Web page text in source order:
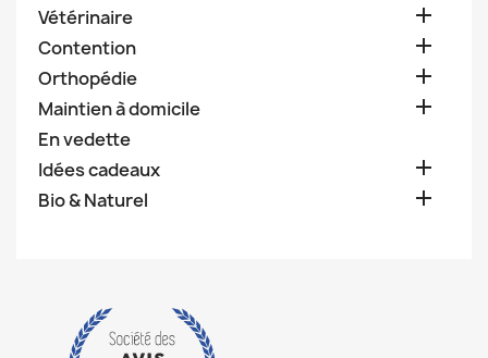
Vétérinaire 
Contention 
Orthopédie 
Maintien à domicile 
En vedette
Idées cadeaux

Bio & Naturel 